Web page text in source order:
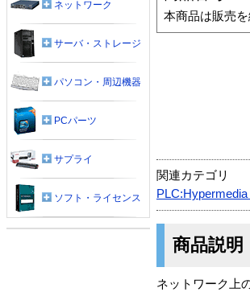
本商品は販売
関連カテゴリ
PLC:Hypermedia
商品説明
ネットワーク上
ネットワーク
サーバ・ストレージ
パソコン・周辺機器
PCパーツ
サプライ
ソフト・ライセンス